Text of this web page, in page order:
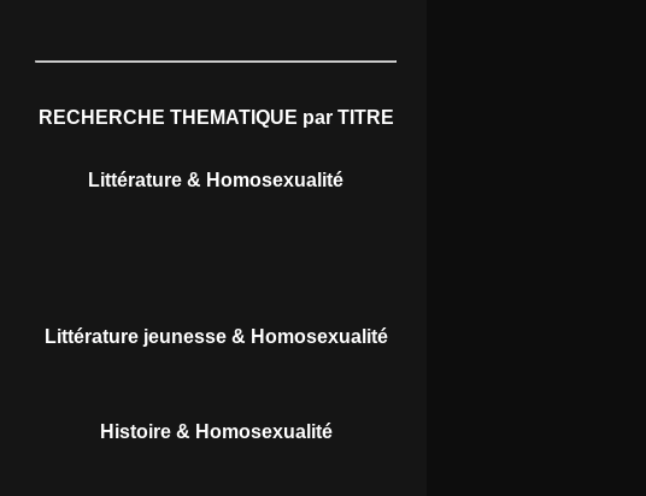
RECHERCHE THEMATIQUE par TITRE
Littérature & Homosexualité
Littérature jeunesse & Homosexualité
Histoire & Homosexualité